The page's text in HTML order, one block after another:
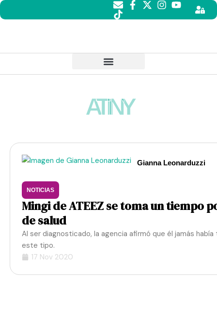
ATINY
Gianna Leonarduzzi
NOTICIAS
Mingi de ATEEZ se toma un tiempo
de salud
Al ser diagnosticado, la agencia afirmó que él jamás
este tipo.
17 Nov 2020